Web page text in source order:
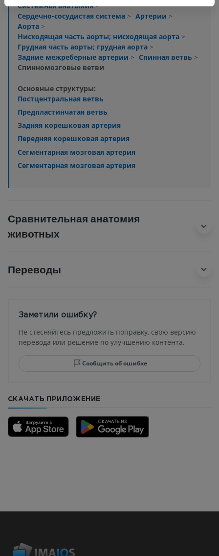
Системная анатомия>
Сердечно-сосудистая система > Артерии >
Аорта >
Нисходящая часть аорты; нисходящая аорта >
Грудная часть аорты; грудная аорта >
Задние межреберные артерии > Спинная ветвь >
Спинномозговые ветви
Основные структуры:
Постцентральная ветвь
Предпластинчатая ветвь
Задняя корешковая артерия
Передняя корешковая артерия
Сегментарная мозговая артерия
Сегментарная мозговая артерия
Сравнительная анатомия
животных
Переводы
Заметили ошибку?
Не стесняйтесь предложить поправку, свою версию
перевода или решение по улучшению контента.
Сообщить об ошибке
СКАЧАТЬ ПРИЛОЖЕНИЕ